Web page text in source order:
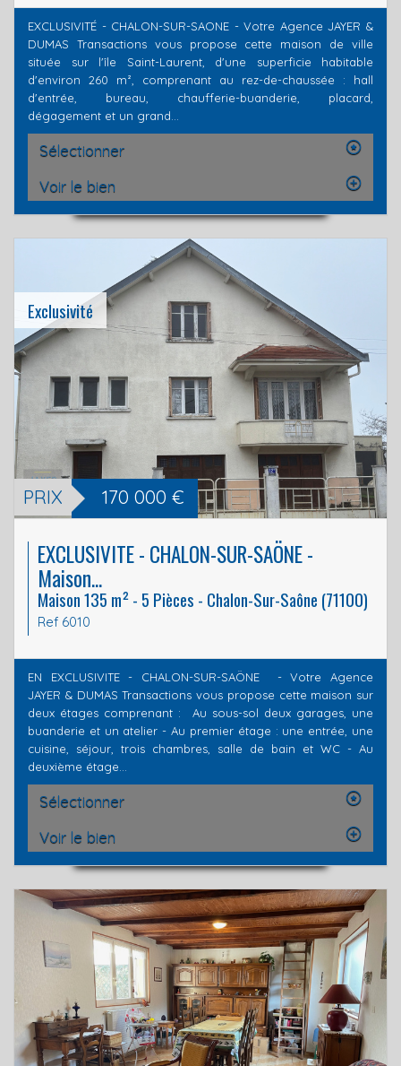
EXCLUSIVITÉ - CHALON-SUR-SAONE - Votre Agence JAYER &
DUMAS Transactions vous propose cette maison de ville
située sur l'île Saint-Laurent, d'une superficie habitable
d'environ 260 m², comprenant au rez-de-chaussée : hall
d'entrée, bureau, chaufferie-buanderie, placard,
dégagement et un grand...
Sélectionner
Voir le bien
Exclusivité
PRIX 170 000 €
EXCLUSIVITE - CHALON-SUR-SAÖNE -
Maison...
Maison 135 m² - 5 Pièces - Chalon-Sur-Saône (71100)
Ref 6010
EN EXCLUSIVITE - CHALON-SUR-SAÖNE - Votre Agence
JAYER & DUMAS Transactions vous propose cette maison sur
deux étages comprenant : Au sous-sol deux garages, une
buanderie et un atelier - Au premier étage : une entrée, une
cuisine, séjour, trois chambres, salle de bain et WC - Au
deuxième étage...
Sélectionner
Voir le bien